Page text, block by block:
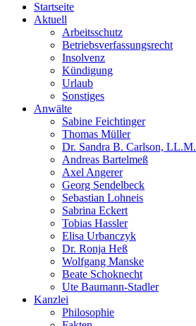
Startseite
Aktuell
Arbeitsschutz
Betriebsverfassungsrecht
Insolvenz
Kündigung
Urlaub
Sonstiges
Anwälte
Sabine Feichtinger
Thomas Müller
Dr. Sandra B. Carlson, LL.M.
Andreas Bartelmeß
Axel Angerer
Georg Sendelbeck
Sebastian Lohneis
Sabrina Eckert
Tobias Hassler
Elisa Urbanczyk
Dr. Ronja Heß
Wolfgang Manske
Beate Schoknecht
Ute Baumann-Stadler
Kanzlei
Philosophie